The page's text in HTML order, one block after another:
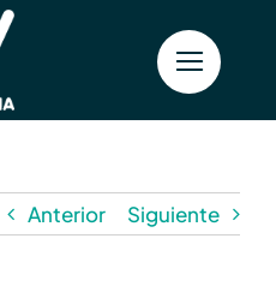
Anterior Siguiente